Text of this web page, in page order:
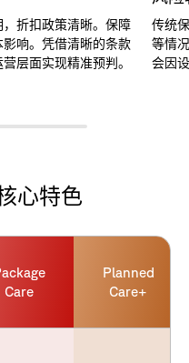
折扣政策清晰。保障
响。凭借清晰的条款
层面实现精准预判。
传统
等情
会因
心特色
Care
Planned
Care+